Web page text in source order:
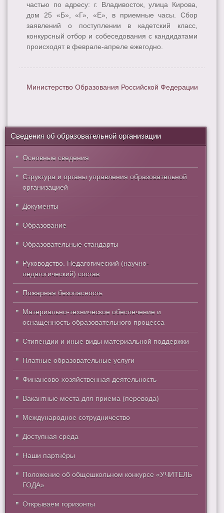
частью по адресу: г. Владивосток, улица Кирова,
дом 25 «Б», «Г», «Е», в приемные часы. Сбор
заявлений о поступлении в кадетский класс,
конкурсный отбор и собеседования с кандидатами
происходят в феврале-апреле ежегодно.
Министерство Образования Российской Федерации
Сведения об образовательной организации
Основные сведения
Структура и органы управления образовательной
организацией
Документы
Образование
Образовательные стандарты
Руководство. Педагогический (научно-
педагогический) состав
Пожарная безопасность
Материально-техническое обеспечение и
оснащенность образовательного процесса
Стипендии и иные виды материальной поддержки
Платные образовательные услуги
Финансово-хозяйственная деятельность
Вакантные места для приема (перевода)
Международное сотрудничество
Доступная среда
Наши партнёры
Положение об общешкольном конкурсе «УЧИТЕЛЬ
ГОДА»
Открываем горизонты